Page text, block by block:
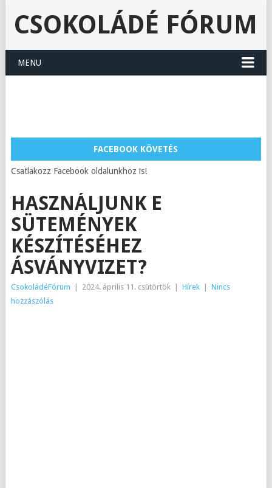
CSOKOLÁDÉ FÓRUM
MENU
FACEBOOK KÖVETÉS
Csatlakozz Facebook oldalunkhoz is!
HASZNÁLJUNK E
SÜTEMÉNYEK
KÉSZÍTÉSÉHEZ
ÁSVÁNYVIZET?
CsokoládéFórum 2024. április 11. csütörtök Hírek
Nincs
hozzászólás